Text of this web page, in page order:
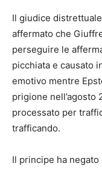
Il giudice
affermato che
perseguire le
picchiata e causato
emotivo mentre
prigione nell’agosto
processato per
trafficando.
Il principe ha